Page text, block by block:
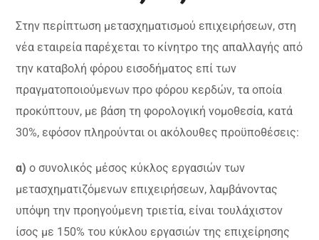
Στην περίπτωση μετασχηματισμού επιχειρήσεων, στη
νέα εταιρεία παρέχεται το κίνητρο της απαλλαγής από
την καταβολή φόρου εισοδήματος επί των
πραγματοποιούμενων προ φόρου κερδών, τα οποία
προκύπτουν, με βάση τη φορολογική νομοθεσία, κατά
30%, εφόσον πληρούνται οι ακόλουθες προϋποθέσεις:
α) ο συνολικός μέσος κύκλος εργασιών των
μετασχηματιζόμενων επιχειρήσεων, λαμβάνοντας
υπόψη την προηγούμενη τριετία, είναι τουλάχιστον
ίσος με 150% του κύκλου εργασιών της επιχείρησης